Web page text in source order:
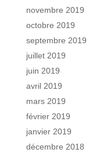
novembre 2019
octobre 2019
septembre 2019
juillet 2019
juin 2019
avril 2019
mars 2019
février 2019
janvier 2019
décembre 2018